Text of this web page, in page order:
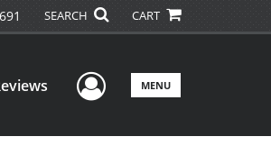
SEARCH CART
User Menu
MENU